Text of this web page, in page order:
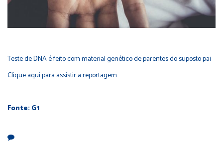
Teste de DNA é feito com material genético de parentes do suposto pai
Clique aquipara assistir a reportagem.
Fonte: G1